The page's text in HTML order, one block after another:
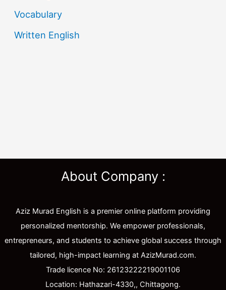
Vocabulary
Written English
About Company :
Aziz Murad English is a premier online platform providing
personalized mentorship. We empower professionals,
entrepreneurs, and students to achieve global success through
tailored, high-impact learning at AzizMurad.com.
Trade licence No: 26123222219001106
Location: Hathazari-4330,, Chittagong.